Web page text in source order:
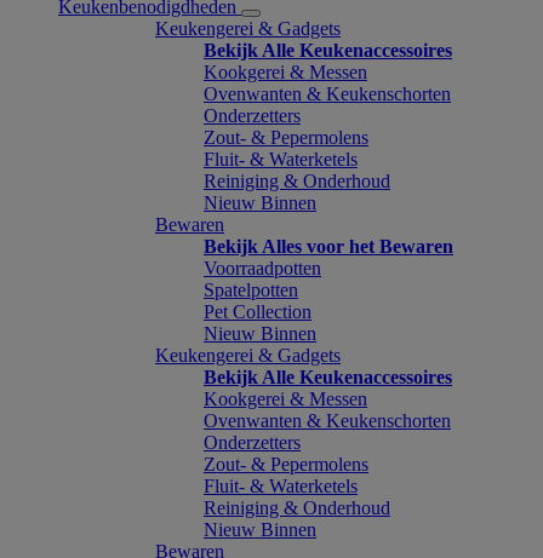
Keukenbenodigdheden
Keukengerei & Gadgets
Bekijk Alle Keukenaccessoires
Kookgerei & Messen
Ovenwanten & Keukenschorten
Onderzetters
Zout- & Pepermolens
Fluit- & Waterketels
Reiniging & Onderhoud
Nieuw Binnen
Bewaren
Bekijk Alles voor het Bewaren
Voorraadpotten
Spatelpotten
Pet Collection
Nieuw Binnen
Keukengerei & Gadgets
Bekijk Alle Keukenaccessoires
Kookgerei & Messen
Ovenwanten & Keukenschorten
Onderzetters
Zout- & Pepermolens
Fluit- & Waterketels
Reiniging & Onderhoud
Nieuw Binnen
Bewaren